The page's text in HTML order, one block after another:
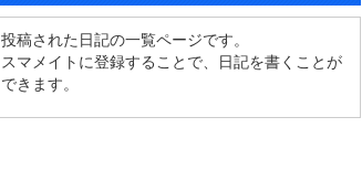
投稿された日記の一覧ページです。
スマメイトに登録することで、日記を書くことが
できます。